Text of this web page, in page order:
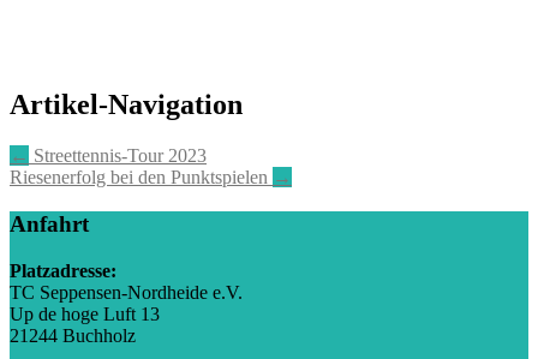
Artikel-Navigation
← Streettennis-Tour 2023
Riesenerfolg bei den Punktspielen →
Anfahrt
Platzadresse:
TC Seppensen-Nordheide e.V.
Up de hoge Luft 13
21244 Buchholz